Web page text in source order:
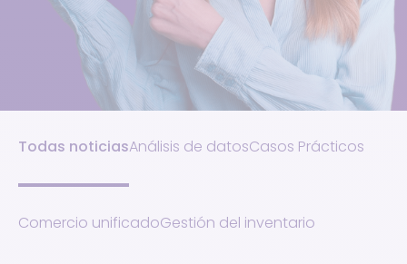
Todas noticiasAnálisis de datosCasos Prácticos
Comercio unificadoGestión del inventario